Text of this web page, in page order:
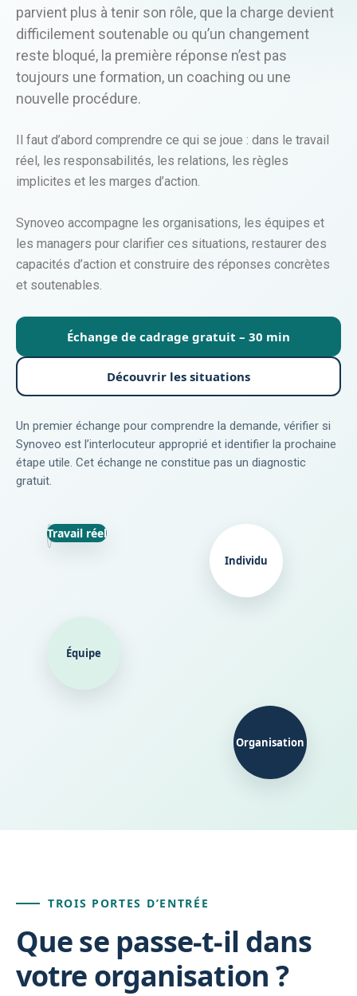
parvient plus à tenir son rôle, que la charge devient
difficilement soutenable ou qu’un changement
reste bloqué, la première réponse n’est pas
toujours une formation, un coaching ou une
nouvelle procédure.
Il faut d’abord comprendre ce qui se joue : dans le travail
réel, les responsabilités, les relations, les règles
implicites et les marges d’action.
Synoveo accompagne les organisations, les équipes et
les managers pour clarifier ces situations, restaurer des
capacités d’action et construire des réponses concrètes
et soutenables.
Échange de cadrage gratuit – 30 min
Découvrir les situations
Un premier échange pour comprendre la demande, vérifier si
Synoveo est l’interlocuteur approprié et identifier la prochaine
étape utile. Cet échange ne constitue pas un diagnostic
gratuit.
Individu
Équipe
Organisation
Travail réel
TROIS PORTES D’ENTRÉE
Que se passe-t-il dans
votre organisation ?